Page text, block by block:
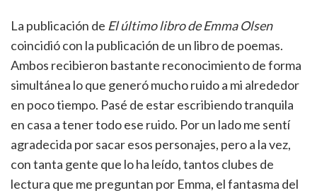
La publicación de El último libro de Emma Olsen
coincidió con la publicación de un libro de poemas.
Ambos recibieron bastante reconocimiento de forma
simultánea lo que generó mucho ruido a mi alrededor
en poco tiempo. Pasé de estar escribiendo tranquila
en casa a tener todo ese ruido. Por un lado me sentí
agradecida por sacar esos personajes, pero a la vez,
con tanta gente que lo ha leído, tantos clubes de
lectura que me preguntan por Emma, el fantasma del